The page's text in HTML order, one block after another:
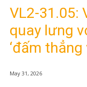
VL2-31.05:
quay lưng
‘đấm thẳng
May 31, 2026